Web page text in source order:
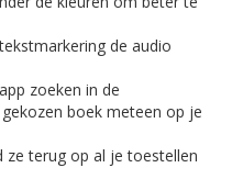
de audio
zoeken in de
boek meteen op je
ze terug op al je toestellen